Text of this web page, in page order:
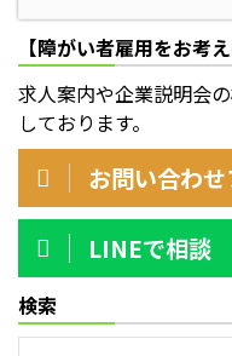
【障がい者雇用をお考
求人案内や企業説明会
しております。
お問い合わ
LINEで相談
検索